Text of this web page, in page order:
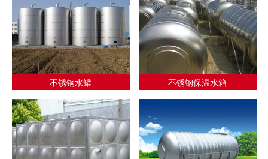
不锈钢水罐 不锈钢保温水箱